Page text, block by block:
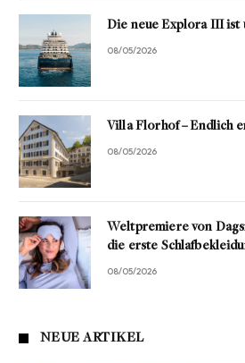
Die neue Explora III ist
08/05/2026
Villa Florhof – Endlich
08/05/2026
Weltpremiere von
die erste
08/05/2026
NEUE ARTIKEL